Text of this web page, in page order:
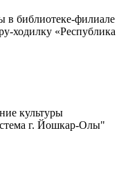
в библиотеке-филиале
ходилку «Республика
культуры
г. Йошкар-Олы"